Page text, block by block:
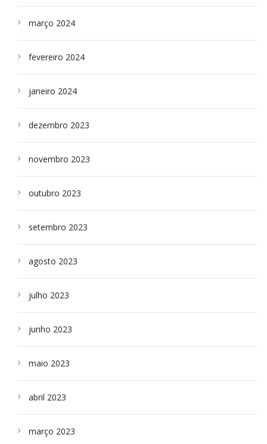
março 2024
fevereiro 2024
janeiro 2024
dezembro 2023
novembro 2023
outubro 2023
setembro 2023
agosto 2023
julho 2023
junho 2023
maio 2023
abril 2023
março 2023